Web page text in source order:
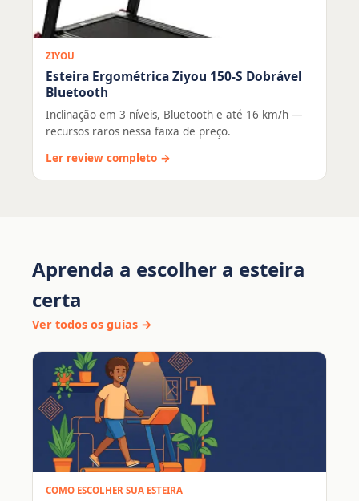
ZIYOU
Esteira Ergométrica Ziyou 150-S Dobrável
Bluetooth
Inclinação em 3 níveis, Bluetooth e até 16 km/h —
recursos raros nessa faixa de preço.
Ler review completo →
Aprenda a escolher a esteira
certa
Ver todos os guias →
COMO ESCOLHER SUA ESTEIRA